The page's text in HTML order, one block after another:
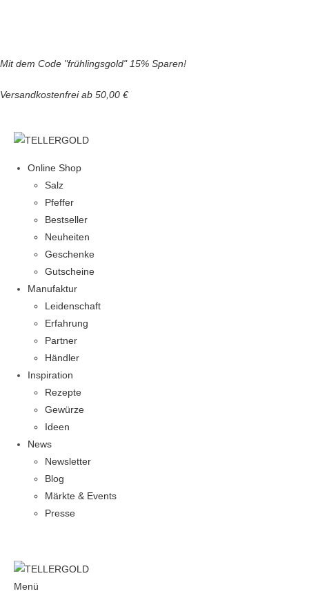
Zum
springen
Mit dem Code "frühlingsgold"15% Sparen!
Versandkostenfrei ab 50,00 €
Online Shop
Salz
Pfeffer
Bestseller
Neuheiten
Geschenke
Gutscheine
Manufaktur
Leidenschaft
Erfahrung
Partner
Händler
Inspiration
Rezepte
Gewürze
Ideen
News
Newsletter
Blog
Märkte & Events
Presse
Menü